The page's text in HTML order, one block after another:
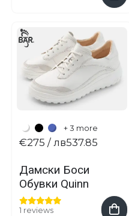
+ 3 more
Дамски Боси
Обувки Quinn
1 reviews
€275 / лв537.85